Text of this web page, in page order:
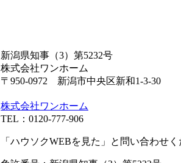
新潟県知事（3）第5232号
株式会社ワンホーム
〒950-0972 新潟市中央区新和1-3-30
株式会社ワンホーム
TEL：0120-777-906
「ハウソクWEBを見た」と問い合わせく